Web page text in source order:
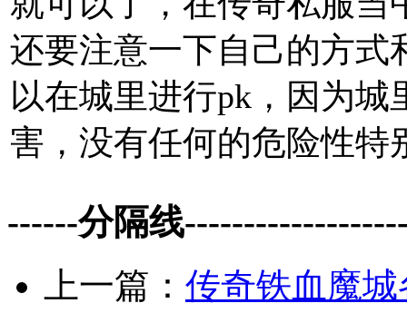
还要注意一下自己的方式
以在城里进行pk，因为
害，没有任何的危险性特
------分隔线
上一篇： 传奇铁血魔城